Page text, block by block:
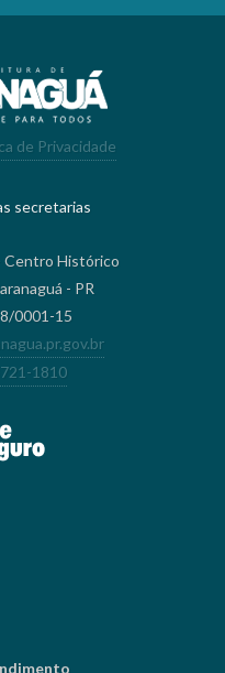
de Privacidade
secretarias
Centro Histórico
- PR
0001-15
1810